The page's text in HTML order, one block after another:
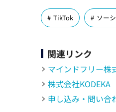
TikTok ソー
関連リンク
マインドフリー株
株式会社KODEKA
申し込み・問い合